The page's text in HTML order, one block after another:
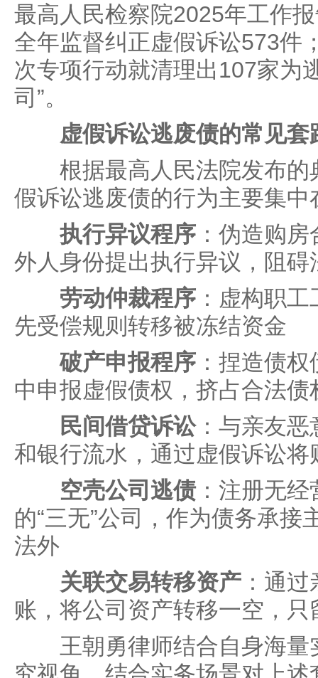
最高人民检察院2025年工作
全年监督纠正虚假诉讼573件
次专项行动就清理出107家为
司”。
虚假诉讼逃废债的常见套
根据最高人民法院发布的
假诉讼逃废债的行为主要集
执行异议程序 ：伪造购
外人身份提出执行异议，阻
劳动仲裁程序 ：虚构职
先受偿规则转移被冻结资金
破产申报程序 ：捏造债
中申报虚假债权，挤占合法债
民间借贷诉讼：与亲友恶
和银行流水，通过虚假诉讼将
空壳公司逃债：注册无经
的“三无”公司，作为债务承接
法外
关联交易转移资产 ：通
账，将公司资产转移一空，
王朝勇律师结合自身海量